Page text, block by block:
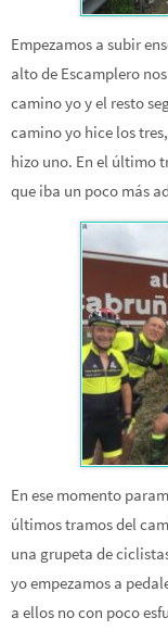
Empezamos a subir
alto de Escamplero
camino yo y el resto
camino yo hice los
hizo uno. En el último
que iba un poco más
En ese momento
últimos tramos del
una grupeta de
yo empezamos a
a ellos no con poco